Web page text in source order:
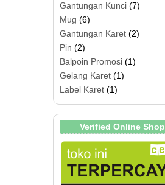
Gantungan Kunci (7)
Mug (6)
Gantungan Karet (2)
Pin (2)
Balpoin Promosi (1)
Gelang Karet (1)
Label Karet (1)
Verified Online Shop